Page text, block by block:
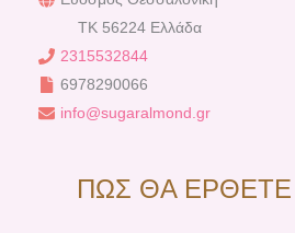
TK 56224 Ελλάδα
2315532844
6978290066
info@sugaralmond.gr
ΠΩΣ ΘΑ